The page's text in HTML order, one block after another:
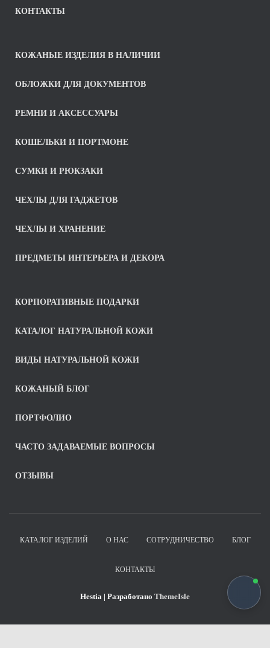
КОНТАКТЫ
КОЖАНЫЕ ИЗДЕЛИЯ В НАЛИЧИИ
ОБЛОЖКИ ДЛЯ ДОКУМЕНТОВ
РЕМНИ И АКСЕССУАРЫ
КОШЕЛЬКИ И ПОРТМОНЕ
СУМКИ И РЮКЗАКИ
ЧЕХЛЫ ДЛЯ ГАДЖЕТОВ
ЧЕХЛЫ И ХРАНЕНИЕ
ПРЕДМЕТЫ ИНТЕРЬЕРА И ДЕКОРА
КОРПОРАТИВНЫЕ ПОДАРКИ
КАТАЛОГ НАТУРАЛЬНОЙ КОЖИ
ВИДЫ НАТУРАЛЬНОЙ КОЖИ
КОЖАНЫЙ БЛОГ
ПОРТФОЛИО
ЧАСТО ЗАДАВАЕМЫЕ ВОПРОСЫ
ОТЗЫВЫ
КАТАЛОГ ИЗДЕЛИЙ О НАС СОТРУДНИЧЕСТВО БЛОГ
КОНТАКТЫ
Hestia | Разработано ThemeIsle